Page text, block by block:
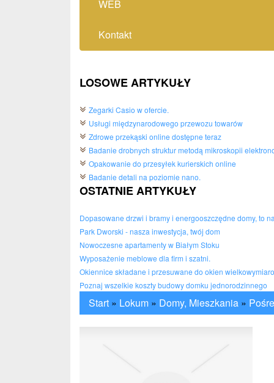
WEB
Kontakt
LOSOWE ARTYKUŁY
Zegarki Casio w ofercie.
Usługi międzynarodowego przewozu towarów
Zdrowe przekąski online dostępne teraz
Badanie drobnych struktur metodą mikroskopii
Opakowanie do przesyłek kurierskich online
Badanie detali na poziomie nano.
OSTATNIE ARTYKUŁY
Dopasowane drzwi i bramy i energooszczędne domy, to
Park Dworski - nasza inwestycja, twój dom
Nowoczesne apartamenty w Białym Stoku
Wyposażenie meblowe dla firm i szatni.
Okiennice składane i przesuwane do okien
Poznaj wszelkie koszty budowy domku jednorodzinnego
Start » Lokum » Domy, Mieszkania »